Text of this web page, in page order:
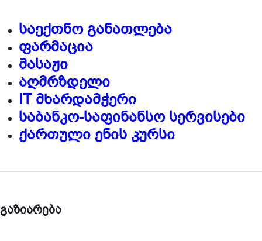
საექთნო განათლება
ფარმაცია
მასაჟი
აღმრზდელი
IT მხარდამჭერი
საბანკო-საფინანსო სერვისები
ქართული ენის კურსი
გაზიარება